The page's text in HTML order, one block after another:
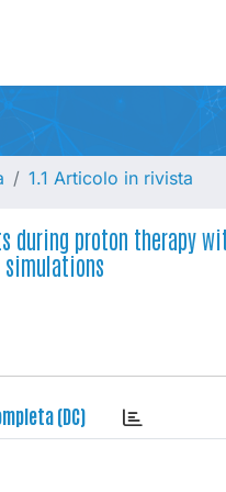
1.1 Articolo in rivista
proton therapy
simulations
(DC)